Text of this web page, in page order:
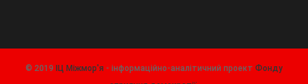
© 2019 ІЦ Міжмор'я - інформаційно-аналітичний проект Фонду